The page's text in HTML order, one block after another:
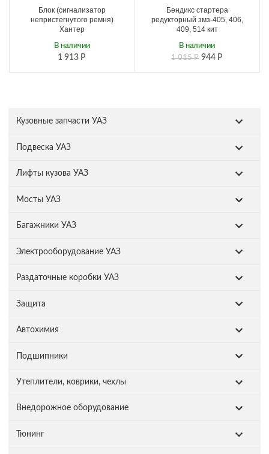
Кузовные запчасти УАЗ
Подвеска УАЗ
Лифты кузова УАЗ
Мосты УАЗ
Багажники УАЗ
Электрооборудование УАЗ
Раздаточные коробки УАЗ
Защита
Автохимия
Подшипники
Утеплители, коврики, чехлы
Внедорожное оборудование
Тюнинг
Блок (сигнализатор
непристегнутого ремня)
Хантер
1 913 Р
В наличии
Бендикс стартера
редукторный змз-405, 406,
409, 514 кит
1 015Р 944 Р
В наличии